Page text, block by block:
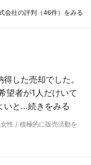
会社の評判（46件）をみる
した売却でした。
望者が1人だけいて
いと...続きをみる
性 / 積極的に販売活動を